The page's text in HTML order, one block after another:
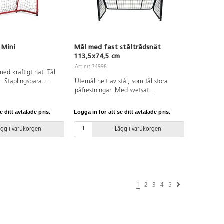
som de utför
eller hålla sin
samtidigt. Tavlan
som den gör gården
är mycket robust
tjock
Levereras med
Mini
kraftigt nät. Tål
Staplingsbara.
ditt avtalade pris.
i varukorgen
Mål med fast ståltrådsnät
113,5x74,5 cm
Art.nr: 74998
Utemål helt av stål, som tål stora
påfrestningar. Med svetsat
skolgården. Nu med förstärkt
Levereras omonterat. Yttermåttet är
B: 113,5 x H74,5. Innermåttet är
Logga in för att se ditt avtalade pris.
Lägg i varukorgen
1 2 3 4 5